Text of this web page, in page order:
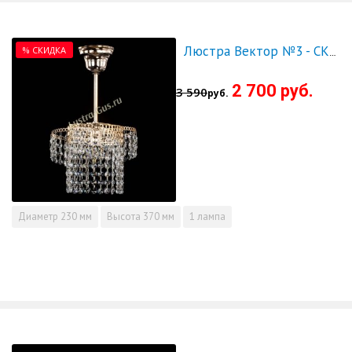
% СКИДКА Люстра Вектор №3 - СКИДКА!!!
3 590руб. 2 700 руб.
Диаметр 230 мм Высота 370 мм 1 лампа